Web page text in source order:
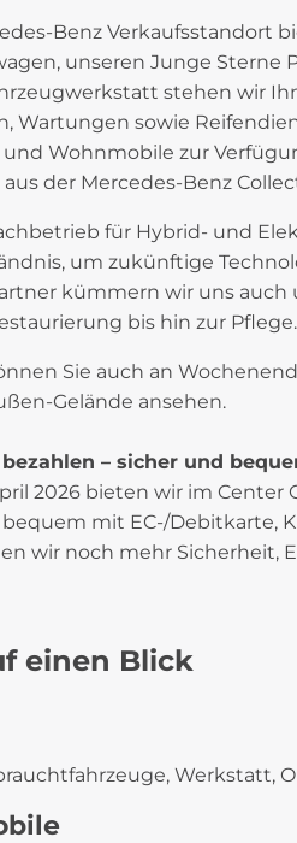
Benz Verkaufsstandort
unseren Junge Sterne
stehen wir
Wartungen sowie
und Wohnmobile zur
aus der Mercedes-Benz
für Hybrid- und
um zukünftige
kümmern wir uns
bis hin zur Pflege.
Sie auch an
Gelände ansehen.
– sicher und
2026 bieten wir im
mit EC-/Debitkarte,
wir noch mehr Sicherheit,
einen Blick
Werkstatt,